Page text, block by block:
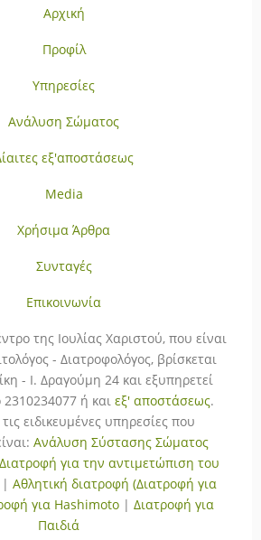
Αρχική
Προφίλ
Υπηρεσίες
Ανάλυση Σώματος
εξ'αποστάσεως
Media
Χρήσιμα Άρθρα
Συνταγές
Επικοινωνία
της Ιουλίας Χαριστού, που είναι
- Διατροφολόγος, βρίσκεται
- Ι. Δραγούμη 24 και εξυπηρετεί
ή και εξ' αποστάσεως.
ειδικευμένες υπηρεσίες που
Ανάλυση Σύστασης Σώματος
Διατροφή για την αντιμετώπιση του
Αθλητική διατροφή (Διατροφή για
για Hashimoto | Διατροφή για
Παιδιά